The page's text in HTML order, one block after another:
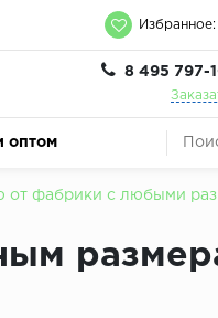
Избранное:
8 495 797-
оптом
от фабрики с любыми